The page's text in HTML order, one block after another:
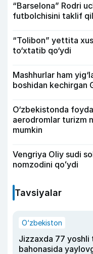
“Barselona” Rodri
futbolchisini taklif
“Tolibon” yettita
to‘xtatib qo‘ydi
Mashhurlar ham
boshidan kechirgan
O‘zbekistonda
aerodromlar turizm
mumkin
Vengriya Oliy sudi
nomzodini qoʻydi
Tavsiyalar
O‘zbekiston
Jizzaxda 77 yoshli
bahonasida